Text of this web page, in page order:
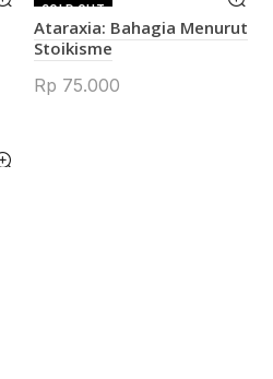
SOLD OUT
Ataraxia: Bahagia Menurut
Stoikisme
Rp 75.000